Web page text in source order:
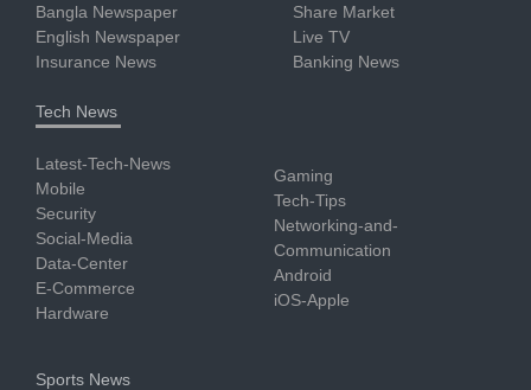
Bangla Newspaper
English Newspaper
Insurance News
Share Market
Live TV
Banking News
Tech News
Latest-Tech-News
Mobile
Security
Social-Media
Data-Center
E-Commerce
Hardware
Gaming
Tech-Tips
Networking-and-
Communication
Android
iOS-Apple
Sports News